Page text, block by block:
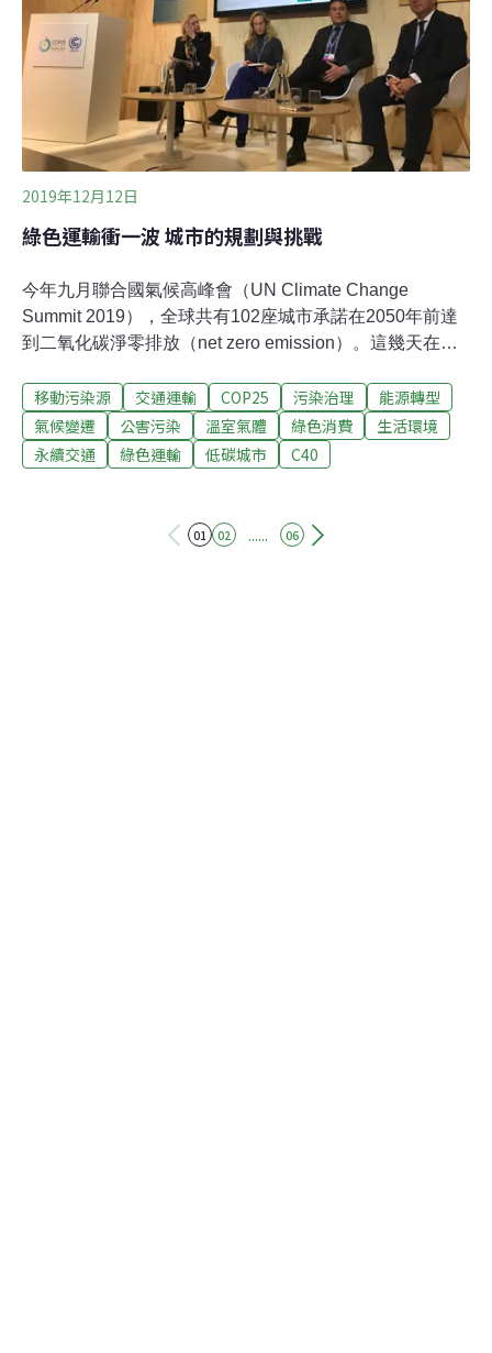
2019年12月12日
綠色運輸衝一波 城市的規劃與挑戰
今年九月聯合國氣候高峰會（UN Climate Change
Summit 2019），全球共有102座城市承諾在2050年前達
到二氧化碳淨零排放（net zero emission）。這幾天在
藍圖，巧妙的是，這些城市都不約而同地把「綠色交通」
奉為核心。為什麼運輸會成為城市頭號整治對象？地方政
府又該如何好好推一把呢？C40帶頭倡議 給市民「綠色又
健康的街道」事實上，交通被列為整頓重點，並不是沒有
ITF）秘書長金永泰就在一場周邊會議上提及，城市占了全
移動污染源 交通運輸 COP25 污染治理
能源轉型
氣候變遷
公害污染 溫室氣體 綠色消費
生活環境
永續交通
綠色運輸 低碳城市 C40
01 02 ...... 06